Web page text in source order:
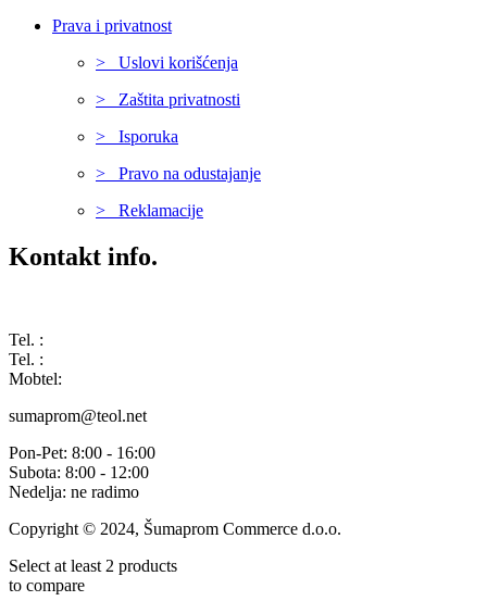
Prava i privatnost
> Uslovi korišćenja
> Zaštita privatnosti
> Isporuka
> Pravo na odustajanje
> Reklamacije
Kontakt info.
Tel. :
Tel. :
Mobtel:
sumaprom@teol.net
Pon-Pet: 8:00 - 16:00
Subota: 8:00 - 12:00
Nedelja: ne radimo
Copyright © 2024, Šumaprom Commerce d.o.o.
Select at least 2 products
to compare